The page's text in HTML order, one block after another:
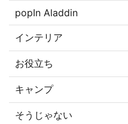
popIn Aladdin
インテリア
お役立ち
キャンプ
そうじゃない